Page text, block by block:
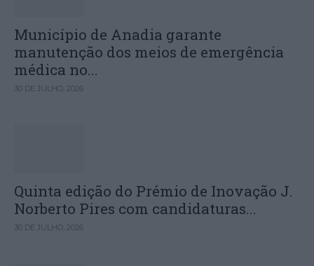
Município de Anadia garante
manutenção dos meios de emergência
médica no...
30 DE JULHO, 2026
Quinta edição do Prémio de Inovação J.
Norberto Pires com candidaturas...
30 DE JULHO, 2026